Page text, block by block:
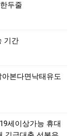
두줄
기간
본다면낙태유도
세이상가능 휴대